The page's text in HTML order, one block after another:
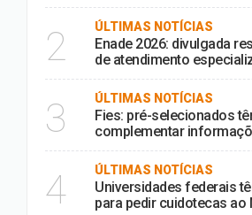
2 ÚLTIMAS NOTÍCIAS
Enade 2026: divulgada
de atendimento
3 ÚLTIMAS NOTÍCIAS
Fies: pré-selecionados
complementar
4 ÚLTIMAS NOTÍCIAS
Universidades federais
para pedir cuidotecas ao